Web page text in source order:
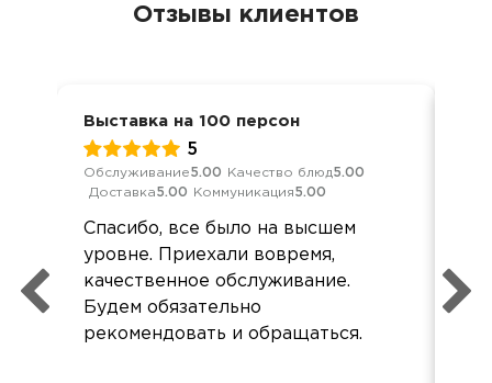
Отзывы клиентов
Выставка на 100 персон
5
Обслуживание5.00 Качество блюд5.00
Доставка5.00 Коммуникация5.00
Спасибо, все было на высшем
уровне. Приехали вовремя,
качественное обслуживание.
Будем обязательно
рекомендовать и обращаться.